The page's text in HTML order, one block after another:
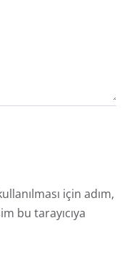
için adım,
bu tarayıcıya